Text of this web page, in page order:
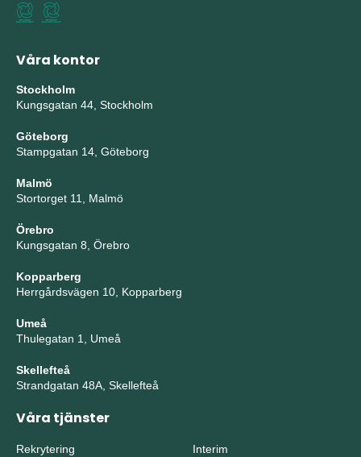
Våra kontor
Stockholm
Kungsgatan 44, Stockholm
Göteborg
Stampgatan 14, Göteborg
Malmö
Stortorget 11, Malmö
Örebro
Kungsgatan 8, Örebro
Kopparberg
Herrgårdsvägen 10, Kopparberg
Umeå
Thulegatan 1, Umeå
Skellefteå
Strandgatan 48A, Skellefteå
Våra tjänster
Rekrytering
Interim